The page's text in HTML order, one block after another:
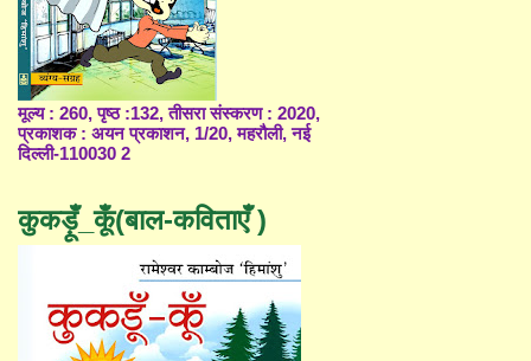
मूल्य : 260, पृष्ठ :132, तीसरा संस्करण : 2020,
प्रकाशक : अयन प्रकाशन, 1/20, महरौली, नई
दिल्ली-110030 2
कुकड़ूँ_कूँ(बाल-कविताएँ )